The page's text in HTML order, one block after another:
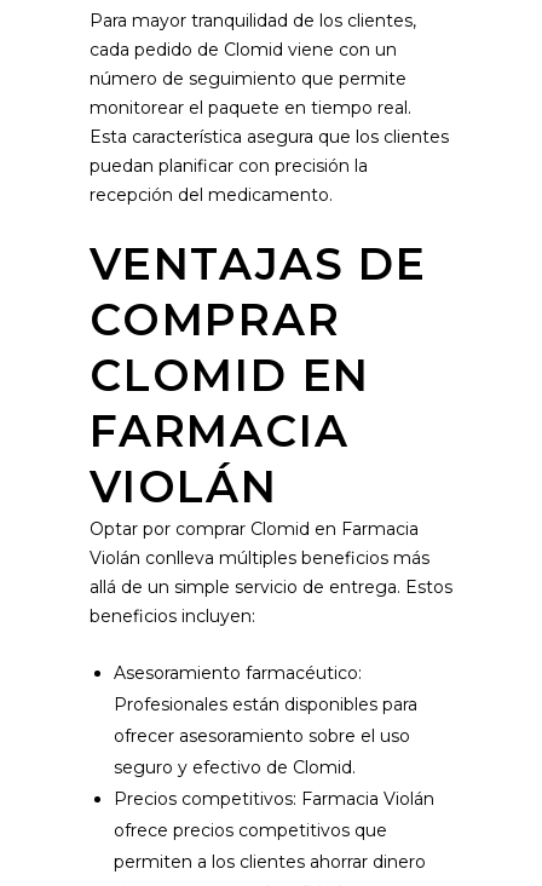
Para mayor tranquilidad de los clientes,
cada pedido de Clomid viene con un
número de seguimiento que permite
monitorear el paquete en tiempo real.
Esta característica asegura que los clientes
puedan planificar con precisión la
recepción del medicamento.
VENTAJAS DE
COMPRAR
CLOMID EN
FARMACIA
VIOLÁN
Optar por comprar Clomid en Farmacia
Violán conlleva múltiples beneficios más
allá de un simple servicio de entrega. Estos
beneficios incluyen:
Asesoramiento farmacéutico:
Profesionales están disponibles para
ofrecer asesoramiento sobre el uso
seguro y efectivo de Clomid.
Precios competitivos: Farmacia Violán
ofrece precios competitivos que
permiten a los clientes ahorrar dinero